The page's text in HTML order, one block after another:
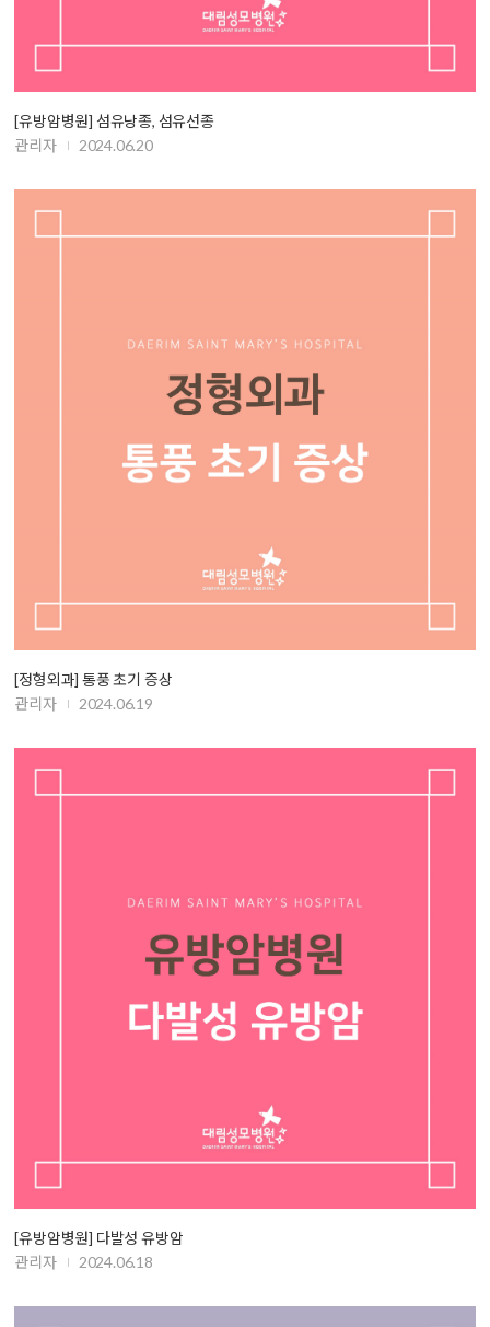
[유방암병원] 섬유낭종, 섬유선종
관리자
2024.06.20
[정형외과] 통풍 초기 증상
관리자
2024.06.19
[유방암병원] 다발성 유방암
관리자
2024.06.18